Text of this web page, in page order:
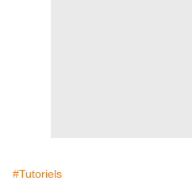
#Tutoriels